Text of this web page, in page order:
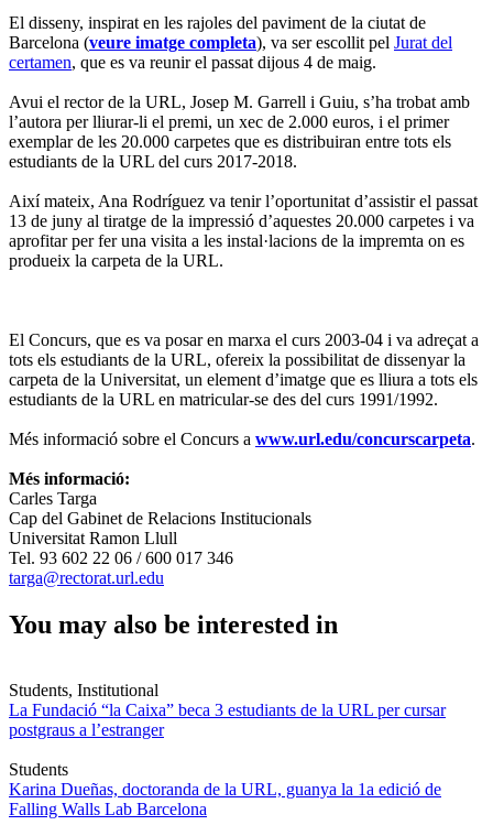
El disseny, inspirat en les rajoles del paviment de la ciutat de
Barcelona (veure imatge completa), va ser escollit pel Jurat del
certamen, que es va reunir el passat dijous 4 de maig.
Avui el rector de la URL, Josep M. Garrell i Guiu, s’ha trobat amb
l’autora per lliurar-li el premi, un xec de 2.000 euros, i el primer
exemplar de les 20.000 carpetes que es distribuiran entre tots els
estudiants de la URL del curs 2017-2018.
Així mateix, Ana Rodríguez va tenir l’oportunitat d’assistir el passat
13 de juny al tiratge de la impressió d’aquestes 20.000 carpetes i va
aprofitar per fer una visita a les instal·lacions de la impremta on es
produeix la carpeta de la URL.
El Concurs, que es va posar en marxa el curs 2003-04 i va adreçat a
tots els estudiants de la URL, ofereix la possibilitat de dissenyar la
carpeta de la Universitat, un element d’imatge que es lliura a tots els
estudiants de la URL en matricular-se des del curs 1991/1992.
Més informació sobre el Concurs a www.url.edu/concurscarpeta.
Més informació:
Carles Targa
Cap del Gabinet de Relacions Institucionals
Universitat Ramon Llull
Tel. 93 602 22 06 / 600 017 346
targa@rectorat.url.edu
You may also be interested in
Students, Institutional
La Fundació “la Caixa” beca 3 estudiants de la URL per cursar
postgraus a l’estranger
Students
Karina Dueñas, doctoranda de la URL, guanya la 1a edició de
Falling Walls Lab Barcelona